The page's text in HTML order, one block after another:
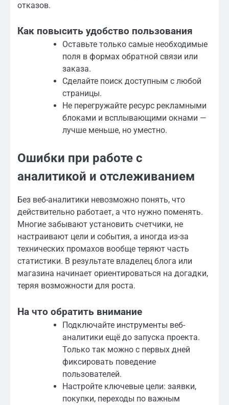
отказов.
Как повысить удобство пользования
Оставьте только самые необходимые
поля в формах обратной связи или
заказа.
Сделайте поиск доступным с любой
страницы.
Не перегружайте ресурс рекламными
блоками и всплывающими окнами —
лучше меньше, но уместно.
Ошибки при работе с
аналитикой и отслеживанием
Без веб-аналитики невозможно понять, что
действительно работает, а что нужно поменять.
Многие забывают установить счетчики, не
настраивают цели и события, а иногда из-за
технических промахов вообще теряют часть
статистики. В результате владелец блога или
магазина начинает ориентироваться на догадки,
теряя возможности для роста.
На что обратить внимание
Подключайте инструменты веб-
аналитики ещё до запуска проекта.
Только так можно с первых дней
фиксировать поведение
пользователей.
Настройте ключевые цели: заявки,
покупки, переходы по важным